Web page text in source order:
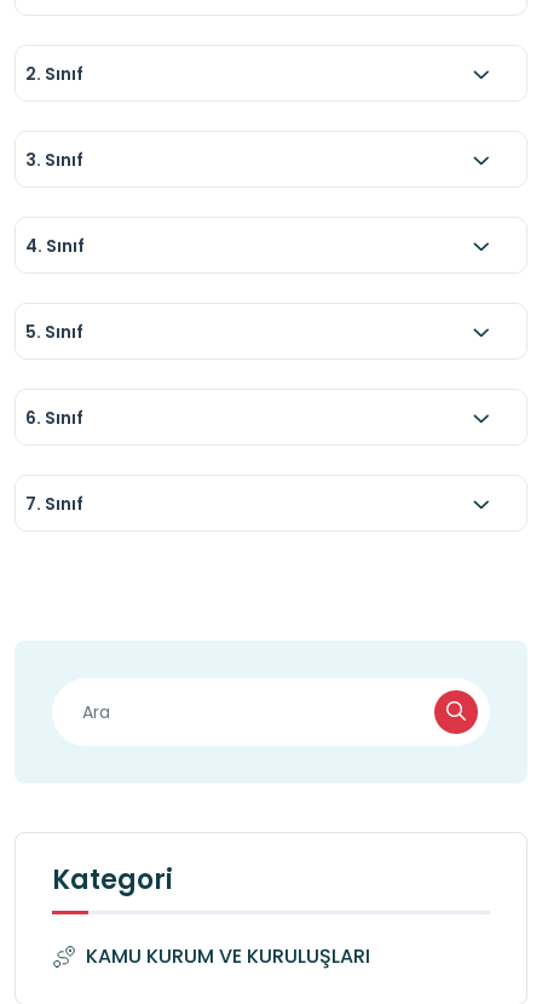
2. Sınıf
3. Sınıf
4. Sınıf
5. Sınıf
6. Sınıf
7. Sınıf
Kategori
KAMU KURUM VE KURULUŞLARI